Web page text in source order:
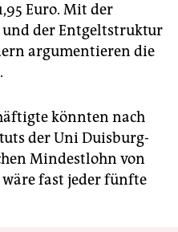
Euro. Mit der
und der Entgeltstruktur
argumentieren die
könnten nach
der Uni Duisburg-
Mindestlohn von
fast jeder fünfte